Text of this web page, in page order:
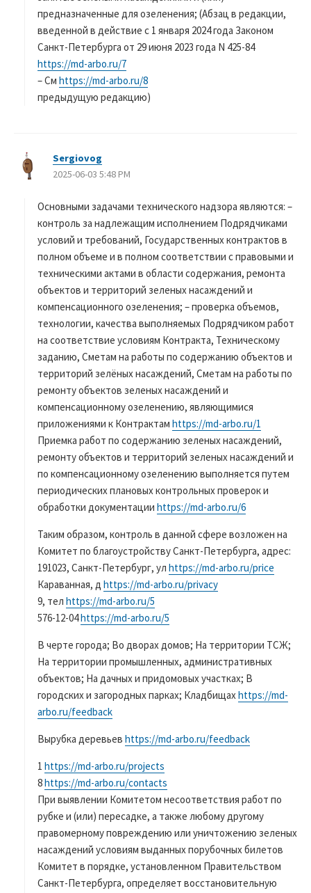
предназначенные для озеленения; (Абзац в редакции,
введенной в действие с 1 января 2024 года Законом
Санкт-Петербурга от 29 июня 2023 года N 425-84
https://md-arbo.ru/7
– См https://md-arbo.ru/8
предыдущую редакцию)
Sergiovog
り
2025-06-03 5:48 PM
Основными задачами технического надзора являются: –
контроль за надлежащим исполнением Подрядчиками
условий и требований, Государственных контрактов в
полном объеме и в полном соответствии с правовыми и
техническими актами в области содержания, ремонта
объектов и территорий зеленых насаждений и
компенсационного озеленения; – проверка объемов,
технологии, качества выполняемых Подрядчиком работ
на соответствие условиям Контракта, Техническому
заданию, Сметам на работы по содержанию объектов и
территорий зелёных насаждений, Сметам на работы по
ремонту объектов зеленых насаждений и
компенсационному озеленению, являющимися
приложениями к Контрактам https://md-arbo.ru/1
Приемка работ по содержанию зеленых насаждений,
ремонту объектов и территорий зеленых насаждений и
по компенсационному озеленению выполняется путем
периодических плановых контрольных проверок и
обработки документации https://md-arbo.ru/6
Таким образом, контроль в данной сфере возложен на
Комитет по благоустройству Санкт-Петербурга, адрес:
191023, Санкт-Петербург, ул https://md-arbo.ru/price
Караванная, д https://md-arbo.ru/privacy
9, тел https://md-arbo.ru/5
576-12-04https://md-arbo.ru/5
В черте города; Во дворах домов; На территории ТСЖ;
На территории промышленных, административных
объектов; На дачных и придомовых участках; В
городских и загородных парках; Кладбищахhttps://md-
arbo.ru/feedback
Вырубка деревьев https://md-arbo.ru/feedback
1 https://md-arbo.ru/projects
8https://md-arbo.ru/contacts
При выявлении Комитетом несоответствия работ по
рубке и (или) пересадке, а также любому другому
правомерному повреждению или уничтожению зеленых
насаждений условиям выданных порубочных билетов
Комитет в порядке, установленном Правительством
Санкт-Петербурга, определяет восстановительную